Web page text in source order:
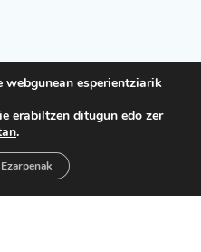
esperientziarik
erabiltzen ditugun edo zer
.
Ezarpenak